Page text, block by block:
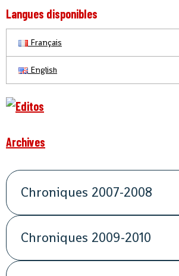
Langues disponibles
Français
English
Archives
Chroniques 2007-2008
Chroniques 2009-2010